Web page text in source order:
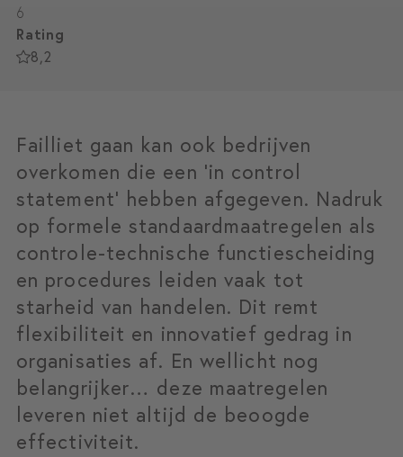
6
Rating
8,2
Failliet gaan kan ook bedrijven
overkomen die een 'in control
statement' hebben afgegeven. Nadruk
op formele standaardmaatregelen als
controle-technische functiescheiding
en procedures leiden vaak tot
starheid van handelen. Dit remt
flexibiliteit en innovatief gedrag in
organisaties af. En wellicht nog
belangrijker… deze maatregelen
leveren niet altijd de beoogde
effectiviteit.